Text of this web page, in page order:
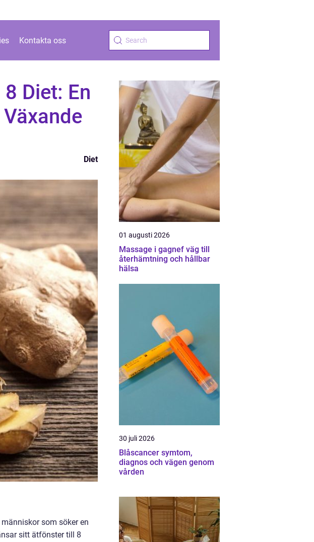
Kontakta oss
Diet: En
Diet
som söker en
sitt ätfönster till 8
01 augusti 2026
Massage i gagnef väg till
återhämtning och hållbar
hälsa
30 juli 2026
Blåscancer symtom,
diagnos och vägen genom
vården